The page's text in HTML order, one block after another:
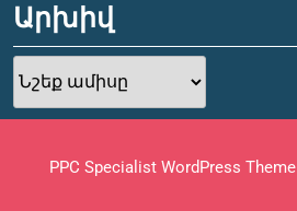
Արխիվ
PPC Specialist WordPress Theme